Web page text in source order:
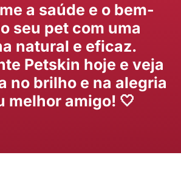
a saúde e o bem-
seu pet com uma
natural e eficaz.
Petskin hoje e veja
no brilho e na alegria
melhor amigo! 🤍